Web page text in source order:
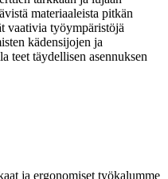
materiaaleista pitkän
vaativia työympäristöjä
kädensijojen ja
teet täydellisen asennuksen
ja ergonomiset työkalumme